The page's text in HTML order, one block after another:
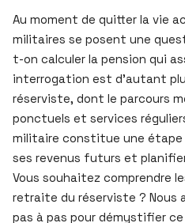
Au moment de quitter la vie
militaires se posent une
t-on calculer la pension qui
interrogation est d’autant
réserviste, dont le parcours
ponctuels et services
militaire constitue une
ses revenus futurs et
Vous souhaitez comprendre
retraite du réserviste ? Nous
pas à pas pour démystifier